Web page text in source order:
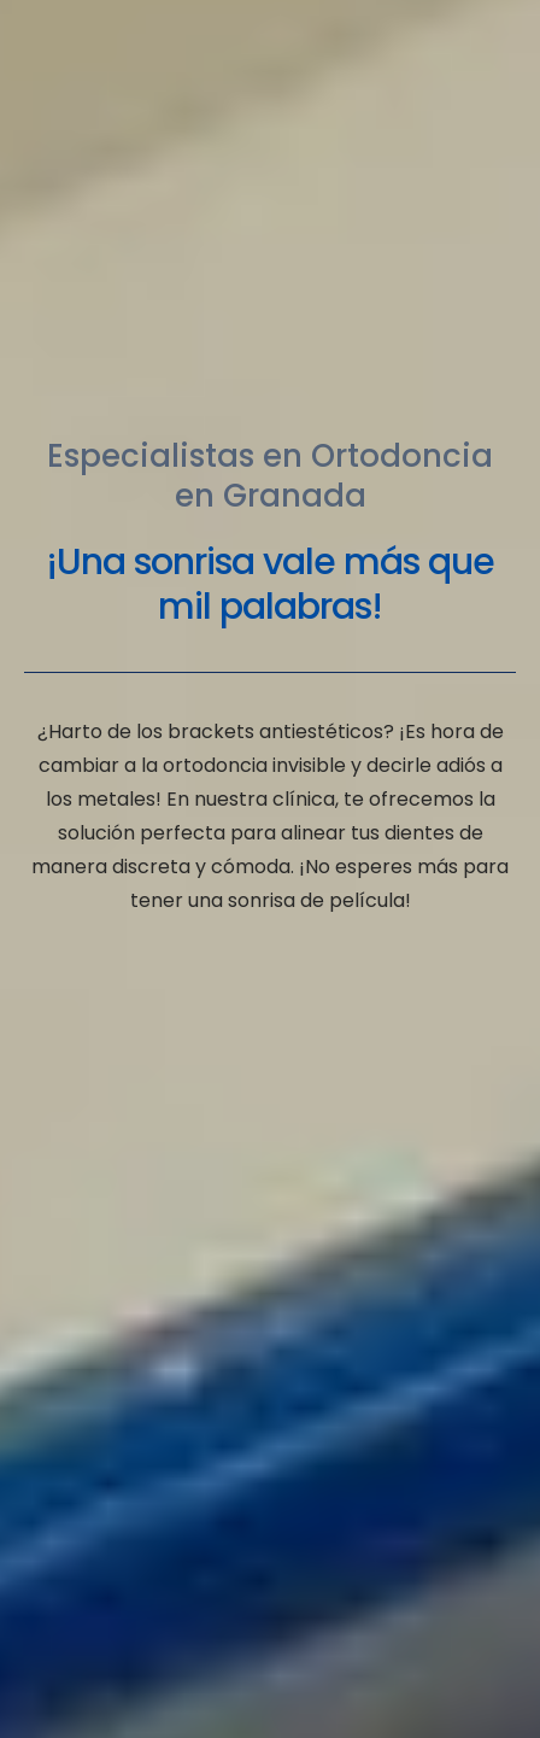
Especialistas en Ortodoncia
en Granada
¡Una sonrisa vale más que
mil palabras!
¿Harto de los brackets antiestéticos? ¡Es hora de
cambiar a la ortodoncia invisible y decirle adiós a
los metales! En nuestra clínica, te ofrecemos la
solución perfecta para alinear tus dientes de
manera discreta y cómoda. ¡No esperes más para
tener una sonrisa de película!